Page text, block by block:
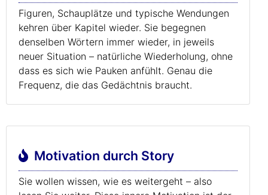
Figuren, Schauplätze und typische Wendungen
kehren über Kapitel wieder. Sie begegnen
denselben Wörtern immer wieder, in jeweils
neuer Situation – natürliche Wiederholung, ohne
dass es sich wie Pauken anfühlt. Genau die
Frequenz, die das Gedächtnis braucht.
Motivation durch Story
Sie wollen wissen, wie es weitergeht – also